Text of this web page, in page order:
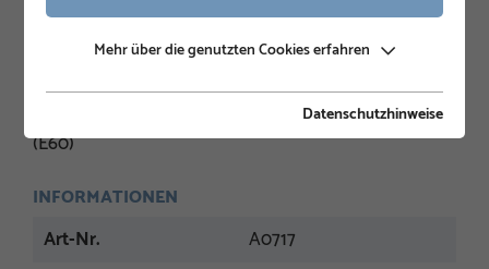
Klemmschraube für Schraubfundamente der E-Serie
(E60)
INFORMATIONEN
Art-Nr.
A0717
Mehr über die genutzten Cookies erfahren
Datenschutzhinweise